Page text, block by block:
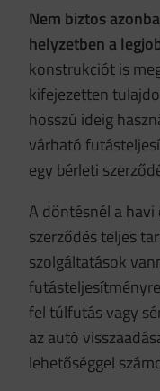
Nem biztos
helyzetben a
konstrukciót is
kifejezetten
hosszú ideig
várható
egy bérleti
A döntésnél a
szerződés teljes
szolgáltatások
fel túlfutás vagy
az autó
lehetőséggel